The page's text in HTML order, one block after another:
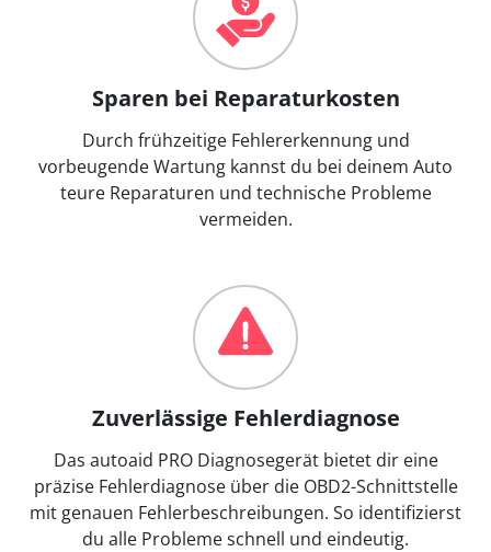
Sparen bei Reparaturkosten
Durch frühzeitige Fehlererkennung und
vorbeugende Wartung kannst du bei deinem Auto
teure Reparaturen und technische Probleme
vermeiden.
Zuverlässige Fehlerdiagnose
Das autoaid PRO Diagnosegerät bietet dir eine
präzise Fehlerdiagnose über die OBD2-Schnittstelle
mit genauen Fehlerbeschreibungen. So identifizierst
du alle Probleme schnell und eindeutig.